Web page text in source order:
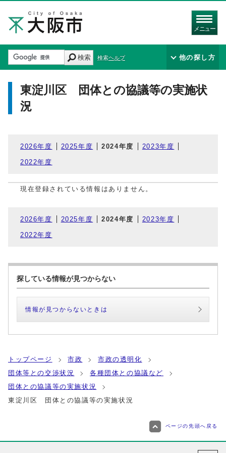
メニュー
検索 検索ヘルプ 他の探し方
東淀川区 団体との協議等の実施状
況
2026年度 2025年度 2024年度 2023年度
2022年度
現在登録されている情報はありません。
2026年度 2025年度 2024年度 2023年度
2022年度
探している情報が見つからない
情報が見つからないときは
トップページ 市政
市政の透明化
団体等との交渉状況
各種団体との協議など
団体との協議等の実施状況
東淀川区 団体との協議等の実施状況
ページの先頭へ戻る